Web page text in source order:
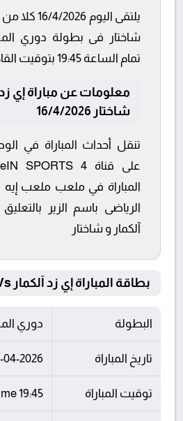
يلتقى اليوم
شاختار فى بطولة دوري
تمام الساعة 19:45 بتوقيت القاهرة و 19:45.
معلومات عن مباراة إي زد
شاختار 16/4/2026
تنقل أحداث المباراة في
المباراة في ملعب ملعب
الرياضى باسم الزير
آلكمار و شاختار
بطاقة المباراة إي زد آلكمار Vs شاختار
البطولة دوري
تاريخ المباراة 04-2026
توقيت المباراة 19:45 Time